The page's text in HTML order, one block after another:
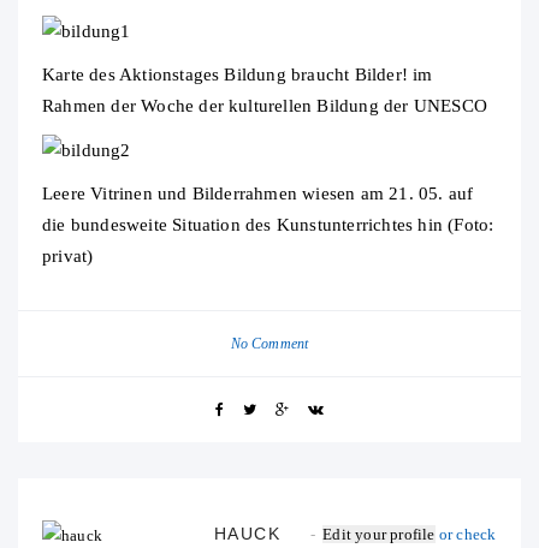
Karte des Aktionstages Bildung braucht Bilder! im
Rahmen der Woche der kulturellen Bildung der UNESCO
Leere Vitrinen und Bilderrahmen wiesen am 21. 05. auf
die bundesweite Situation des Kunstunterrichtes hin (Foto:
privat)
No Comment
HAUCK Edit your profile or check